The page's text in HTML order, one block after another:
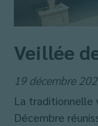
Veillée
19 décembre
La traditionnelle
Décembre